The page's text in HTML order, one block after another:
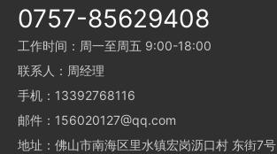
0757-85629408
工作时间：周一至周五 9:00-18:00
联系人：周经理
手机：13392768116
邮件：156020127@qq.com
地址：佛山市南海区里水镇宏岗沥口村 东街7号